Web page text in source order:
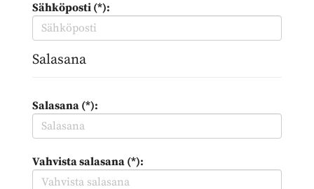
Sähköposti (*):
Salasana
Salasana (*):
Vahvista salasana (*):